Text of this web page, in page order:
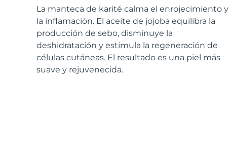
La manteca de karité calma el enrojecimiento y
la inflamación. El aceite de jojoba equilibra la
producción de sebo, disminuye la
deshidratación y estimula la regeneración de
células cutáneas. El resultado es una piel más
suave y rejuvenecida.
FOREO APP
ACERCA DE